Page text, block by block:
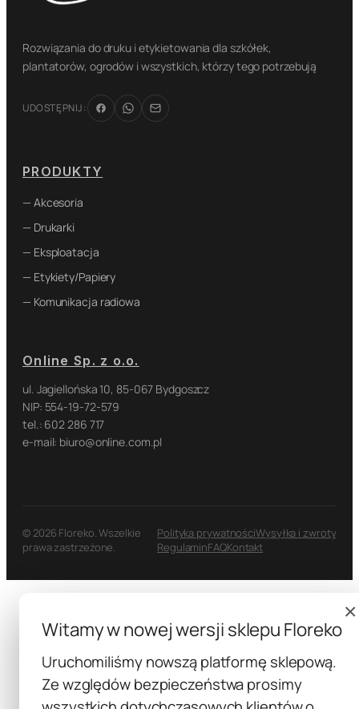
Rozwiązania do druku i etykietowania dla szkółek,
plantatorów, ogrodów i wszystkich, którzy tego potrzebują
UDOSTĘPNIJ:
PRODUKTY
— Akcesoria
— Drukarki
— Eksploatacja
— Etykiety/Papiery
— Komunikacja radiowa
Online Sp. z o.o.
ul. Jagiellońska 10, 85-067 Bydgoszcz
NIP: 554-19-72-579
tel.: 602 286 717
e-mail: biuro@online.com.pl
© 2026 Floreko. Wszelkie
prawa zastrzeżone.
Polityka prywatnościWysyłka i zwroty
RegulaminFAQKontakt
×
Witamy w nowej wersji sklepu Floreko
Uruchomiliśmy nowszą platformę sklepową.
Ze względów bezpieczeństwa prosimy